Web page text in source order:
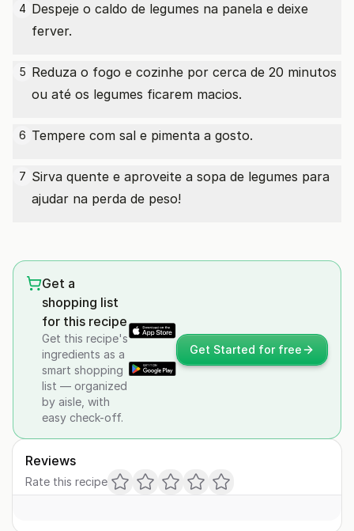
4 Despeje o caldo de legumes na panela e deixe
ferver.
5 Reduza o fogo e cozinhe por cerca de 20 minutos
ou até os legumes ficarem macios.
6 Tempere com sal e pimenta a gosto.
7 Sirva quente e aproveite a sopa de legumes para
ajudar na perda de peso!
Get a
shopping list
for this recipe
Get this recipe's
ingredients as a
smart shopping
list — organized
by aisle, with
easy check-off.
Get Started for free
Reviews
Rate this recipe